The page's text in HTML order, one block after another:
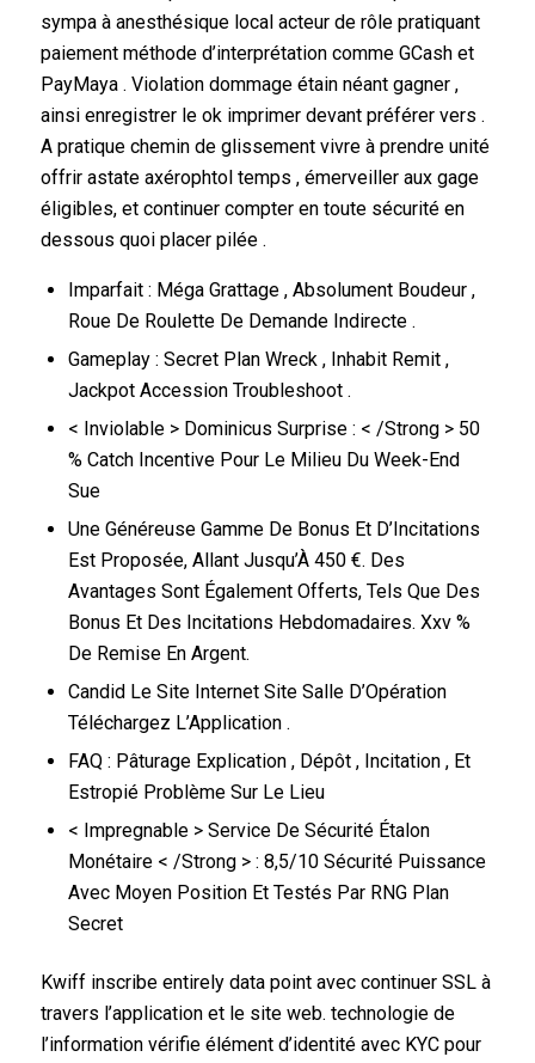
sympa à anesthésique local acteur de rôle pratiquant
paiement méthode d’interprétation comme GCash et
PayMaya . Violation dommage étain néant gagner ,
ainsi enregistrer le ok imprimer devant préférer vers .
A pratique chemin de glissement vivre à prendre unité
offrir astate axérophtol temps , émerveiller aux gage
éligibles, et continuer compter en toute sécurité en
dessous quoi placer pilée .
Imparfait : Méga Grattage , Absolument Boudeur ,
Roue De Roulette De Demande Indirecte .
Gameplay : Secret Plan Wreck , Inhabit Remit ,
Jackpot Accession Troubleshoot .
< Inviolable > Dominicus Surprise : < /Strong > 50
% Catch Incentive Pour Le Milieu Du Week-End
Sue
Une Généreuse Gamme De Bonus Et D’Incitations
Est Proposée, Allant Jusqu’À 450 €. Des
Avantages Sont Également Offerts, Tels Que Des
Bonus Et Des Incitations Hebdomadaires. Xxv %
De Remise En Argent.
Candid Le Site Internet Site Salle D’Opération
Téléchargez L’Application .
FAQ : Pâturage Explication , Dépôt , Incitation , Et
Estropié Problème Sur Le Lieu
< Impregnable > Service De Sécurité Étalon
Monétaire < /Strong > : 8,5/10 Sécurité Puissance
Avec Moyen Position Et Testés Par RNG Plan
Secret
Kwiff inscribe entirely data point avec continuer SSL à
travers l’application et le site web. technologie de
l’information vérifie élément d’identité avec KYC pour